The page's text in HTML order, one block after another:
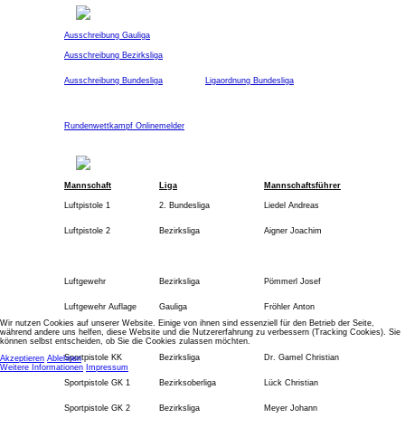
Ausschreibung Gauliga
Ausschreibung Bezirksliga
Ausschreibung Bundesliga Ligaordnung Bundesliga
Rundenwettkampf Onlinemelder
Mannschaft Liga Mannschaftsführer
Luftpistole 1 2. Bundesliga Liedel Andreas
Luftpistole 2 Bezirksliga Aigner Joachim
Luftgewehr Bezirksliga Pömmerl Josef
Luftgewehr Auflage Gauliga Fröhler Anton
Sportpistole KK Bezirksliga Dr. Gamel Christian
Sportpistole GK 1 Bezirksoberliga Lück Christian
Sportpistole GK 2 Bezirksliga Meyer Johann
Wir nutzen Cookies auf unserer Website. Einige von ihnen sind essenziell für den Betrieb der Seite,
während andere uns helfen, diese Website und die Nutzererfahrung zu verbessern (Tracking Cookies). Sie
können selbst entscheiden, ob Sie die Cookies zulassen möchten.
Akzeptieren Ablehnen
Weitere Informationen Impressum